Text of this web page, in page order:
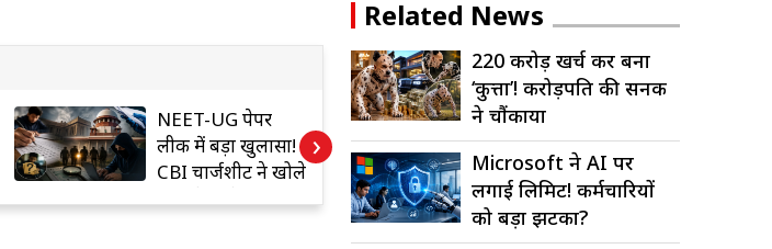
NEET-UG पेपर
लीक में बड़ा खुलासा!
CBI चार्जशीट ने खोले
चौंकाने वाले राज
Alert! कहीं आप भी
तो नहीं खा रहे नकली
पनीर? ऐसे करें
पहचान
›
Related News
220 करोड़ खर्च कर बना
‘कुत्ता’! करोड़पति की सनक
ने चौंकाया
Microsoft ने AI पर
लगाई लिमिट! कर्मचारियों
को बड़ा झटका?